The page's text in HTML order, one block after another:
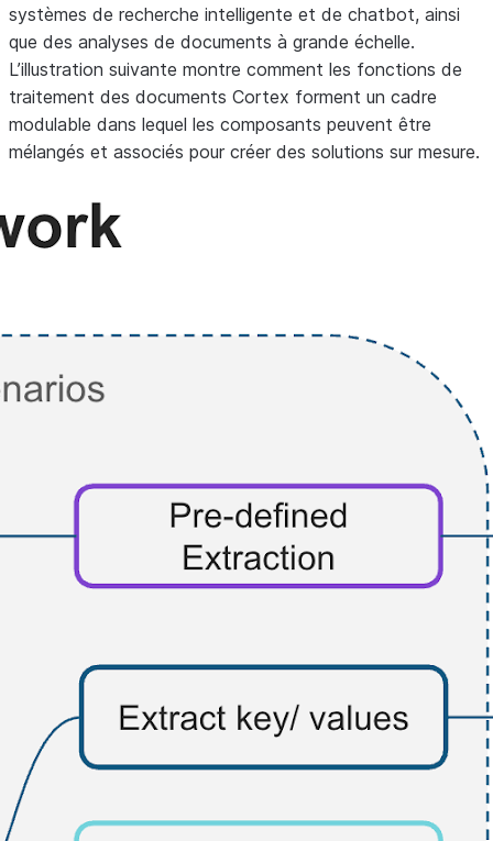
systèmes de recherche intelligente et de chatbot, ainsi
que des analyses de documents à grande échelle.
L’illustration suivante montre comment les fonctions de
traitement des documents Cortex forment un cadre
modulable dans lequel les composants peuvent être
mélangés et associés pour créer des solutions sur mesure.